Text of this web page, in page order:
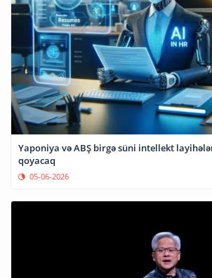
Yaponiya və ABŞ birgə süni intellekt
qoyacaq
05-06-2026